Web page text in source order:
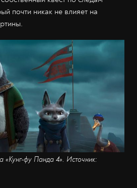
почти никак не влияет на
«Кунг-фу Панда 4». Источник: